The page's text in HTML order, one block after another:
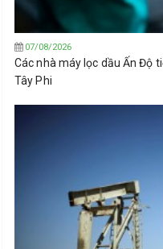
07/08/2026
Các nhà máy lọc dầu Ấn Độ
Tây Phi